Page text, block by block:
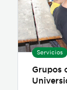
Servicios
Grupos